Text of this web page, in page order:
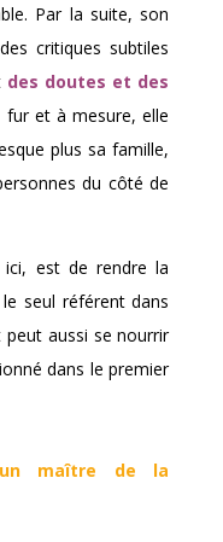
Par la suite, son
critiques subtiles
des doutes et des
fur et à mesure, elle
plus sa famille,
du côté de
ici, est de rendre la
seul référent dans
peut aussi se nourrir
dans le premier
maître de la